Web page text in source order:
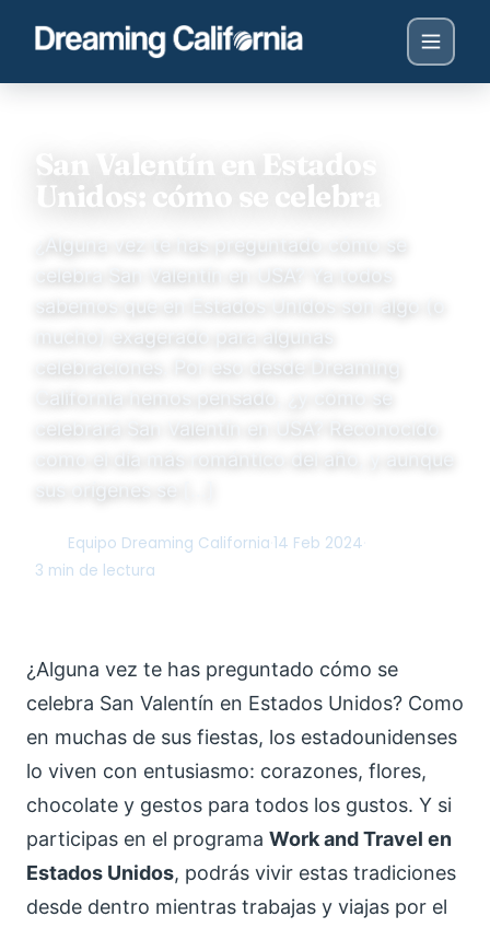
San Valentín en Estados
Unidos: cómo se celebra
¿Alguna vez te has preguntado cómo se
celebra San Valentín en USA? Ya todos
sabemos que en Estados Unidos son algo (o
mucho) exagerado para algunas
celebraciones. Por eso desde Dreaming
California hemos pensado, ¿y cómo se
celebrará San Valentín en USA? Reconocido
como el día más romántico del año, y aunque
sus orígenes se […]
Equipo Dreaming California 14 Feb 2024
3 min de lectura
¿Alguna vez te has preguntado cómo se
celebra San Valentín en Estados Unidos? Como
en muchas de sus fiestas, los estadounidenses
lo viven con entusiasmo: corazones, flores,
chocolate y gestos para todos los gustos. Y si
participas en el programa Work and Travel en
Estados Unidos, podrás vivir estas tradiciones
desde dentro mientras trabajas y viajas por el